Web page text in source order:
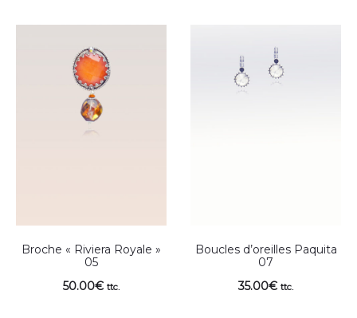
Broche « Riviera Royale »
05
50.00€ ttc.
Boucles d’oreilles Paquita
07
35.00€ ttc.